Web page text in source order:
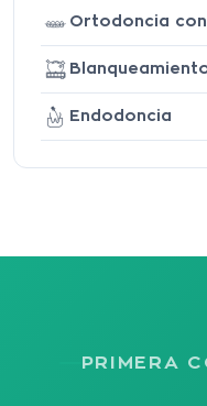
Ortodoncia
Endodoncia
PRIMERA